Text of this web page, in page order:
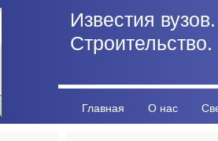
Известия
Главная О нас